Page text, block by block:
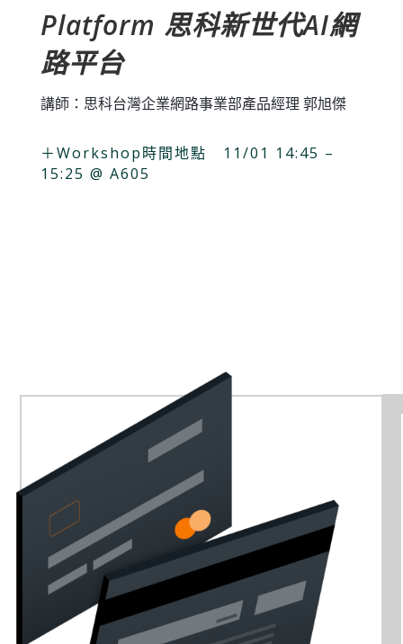
Platform 思科新世代AI網
路平台
講師：思科台灣企業網路事業部產品經理 郭旭傑
＋Workshop時間地點 11/01 14:45 –
15:25 @ A605